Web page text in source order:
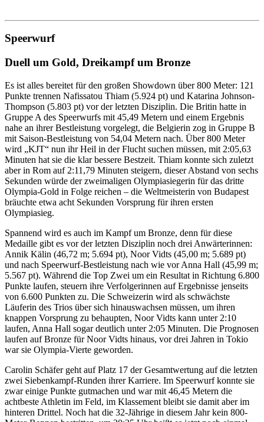
Speerwurf
Duell um Gold, Dreikampf um Bronze
Es ist alles bereitet für den großen Showdown über 800 Meter: 121
Punkte trennen Nafissatou Thiam (5.924 pt) und Katarina Johnson-
Thompson (5.803 pt) vor der letzten Disziplin. Die Britin hatte in
Gruppe A des Speerwurfs mit 45,49 Metern und einem Ergebnis
nahe an ihrer Bestleistung vorgelegt, die Belgierin zog in Gruppe B
mit Saison-Bestleistung von 54,04 Metern nach. Über 800 Meter
wird „KJT“ nun ihr Heil in der Flucht suchen müssen, mit 2:05,63
Minuten hat sie die klar bessere Bestzeit. Thiam konnte sich zuletzt
aber in Rom auf 2:11,79 Minuten steigern, dieser Abstand von sechs
Sekunden würde der zweimaligen Olympiasiegerin für das dritte
Olympia-Gold in Folge reichen – die Weltmeisterin von Budapest
bräuchte etwa acht Sekunden Vorsprung für ihren ersten
Olympiasieg.
Spannend wird es auch im Kampf um Bronze, denn für diese
Medaille gibt es vor der letzten Disziplin noch drei Anwärterinnen:
Annik Kälin (46,72 m; 5.694 pt), Noor Vidts (45,00 m; 5.689 pt)
und nach Speerwurf-Bestleistung nach wie vor Anna Hall (45,99 m;
5.567 pt). Während die Top Zwei um ein Resultat in Richtung 6.800
Punkte laufen, steuern ihre Verfolgerinnen auf Ergebnisse jenseits
von 6.600 Punkten zu. Die Schweizerin wird als schwächste
Läuferin des Trios über sich hinauswachsen müssen, um ihren
knappen Vorsprung zu behaupten, Noor Vidts kann unter 2:10
laufen, Anna Hall sogar deutlich unter 2:05 Minuten. Die Prognosen
laufen auf Bronze für Noor Vidts hinaus, vor drei Jahren in Tokio
war sie Olympia-Vierte geworden.
Carolin Schäfer geht auf Platz 17 der Gesamtwertung auf die letzten
zwei Siebenkampf-Runden ihrer Karriere. Im Speerwurf konnte sie
zwar einige Punkte gutmachen und war mit 46,45 Metern die
achtbeste Athletin im Feld, im Klassement bleibt sie damit aber im
hinteren Drittel. Noch hat die 32-Jährige in diesem Jahr kein 800-